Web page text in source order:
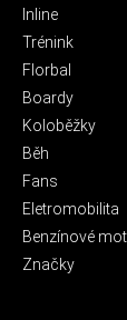
Inline
Trénink
Florbal
Boardy
Koloběžky
Běh
Fans
Eletromobilita
Benzínové
Značky